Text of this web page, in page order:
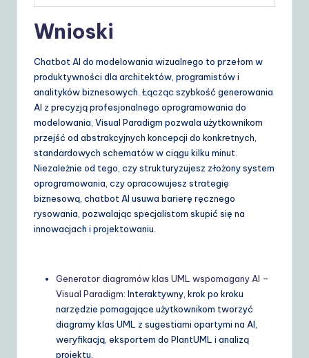
Wnioski
Chatbot AI do modelowania wizualnego to przełom w
produktywności dla architektów, programistów i
analityków biznesowych. Łącząc szybkość generowania
AI z precyzją profesjonalnego oprogramowania do
modelowania, Visual Paradigm pozwala użytkownikom
przejść od abstrakcyjnych koncepcji do konkretnych,
standardowych schematów w ciągu kilku minut.
Niezależnie od tego, czy strukturyzujesz złożony system
oprogramowania, czy opracowujesz strategię
biznesową, chatbot AI usuwa barierę ręcznego
rysowania, pozwalając specjalistom skupić się na
innowacjach i projektowaniu.
Generator diagramów klas UML wspomagany AI –
Visual Paradigm: Interaktywny, krok po kroku
narzędzie pomagające użytkownikom tworzyć
diagramy klas UML z sugestiami opartymi na AI,
weryfikacją, eksportem do PlantUML i analizą
projektu.